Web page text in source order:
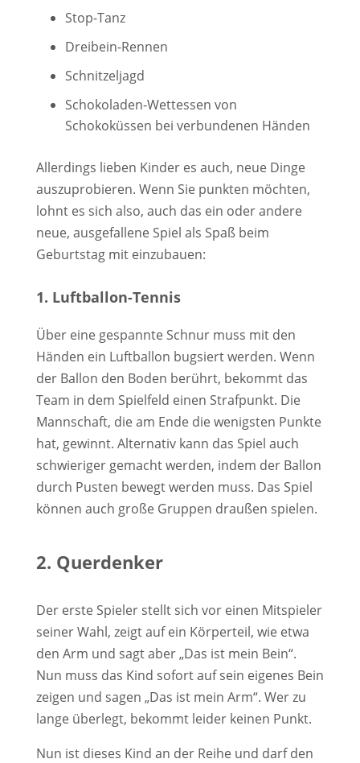
Stop-Tanz
Dreibein-Rennen
Schnitzeljagd
Schokoladen-Wettessen von
Schokoküssen bei verbundenen Händen
Allerdings lieben Kinder es auch, neue Dinge
auszuprobieren. Wenn Sie punkten möchten,
lohnt es sich also, auch das ein oder andere
neue, ausgefallene Spiel als Spaß beim
Geburtstag mit einzubauen:
1. Luftballon-Tennis
Über eine gespannte Schnur muss mit den
Händen ein Luftballon bugsiert werden. Wenn
der Ballon den Boden berührt, bekommt das
Team in dem Spielfeld einen Strafpunkt. Die
Mannschaft, die am Ende die wenigsten Punkte
hat, gewinnt. Alternativ kann das Spiel auch
schwieriger gemacht werden, indem der Ballon
durch Pusten bewegt werden muss. Das Spiel
können auch große Gruppen draußen spielen.
2. Querdenker
Der erste Spieler stellt sich vor einen Mitspieler
seiner Wahl, zeigt auf ein Körperteil, wie etwa
den Arm und sagt aber „Das ist mein Bein“.
Nun muss das Kind sofort auf sein eigenes Bein
zeigen und sagen „Das ist mein Arm“. Wer zu
lange überlegt, bekommt leider keinen Punkt.
Nun ist dieses Kind an der Reihe und darf den